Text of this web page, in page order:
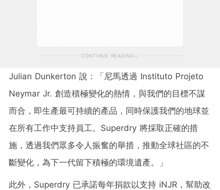
CONTINUE READING
Julian Dunkerton 說：「尼馬透過 Instituto Projeto
Neymar Jr. 創造積極變化的熱情，與我們的目標不謀
而合，即生產最可持續的產品，同時保護我們的地球並
在所有工作中支持員工。Superdry 將採取正確的措
施，透過我們眾多令人振奮的舉措，推動全球社區的不
斷變化，為下一代留下積極的環境遺產。」
此外，Superdry 已承諾每年捐款以支持 iNJR，幫助改